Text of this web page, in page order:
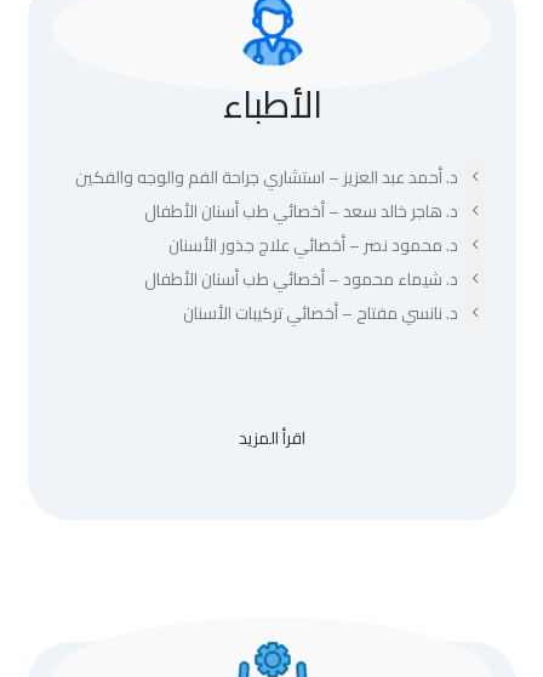
الأطباء
د. أحمد عبد العزيز – استشاري جراحة الفم والوجه والفكين
د. هاجر خالد سعد – أخصائي طب أسنان الأطفال
د. محمود نصر – أخصائي علاج جذور الأسنان
د. شيماء محمود – أخصائي طب أسنان الأطفال
د. نانسي مفتاح – أخصائي تركيبات الأسنان
اقرأ المزيد